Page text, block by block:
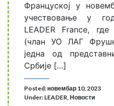
Француској у
учествовање у
LEADER France,
(члан УО ЛАГ
једна од
Србије […]
Posted: новембар 10, 2023
Under: LEADER,Новости